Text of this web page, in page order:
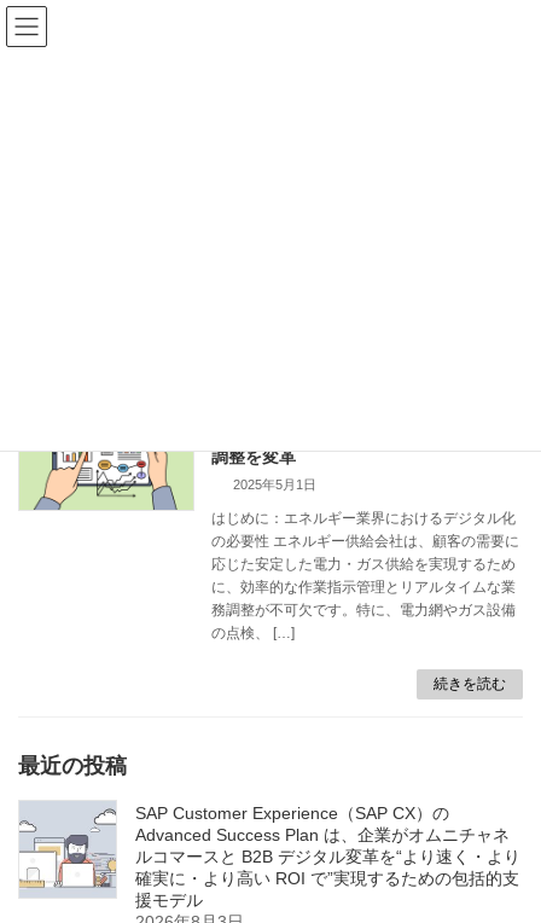
コ
ン
テ
ナ
ビ
ゲ
調整を変革
2025年5月1日
はじめに：エネルギー業界におけるデジタル化
の必要性 エネルギー供給会社は、顧客の需要に
応じた安定した電力・ガス供給を実現するため
に、効率的な作業指示管理とリアルタイムな業
務調整が不可欠です。特に、電力網やガス設備
の点検、 […]
続きを読む
最近の投稿
SAP Customer Experience（SAP CX）の
Advanced Success Plan は、企業がオムニチャネ
ルコマースと B2B デジタル変革を“より速く・より
確実に・より高い ROI で”実現するための包括的支
援モデル